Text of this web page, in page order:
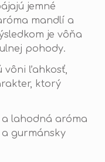
jemné
mandlí a
je vôňa
pohody.
vôni ľahkosť,
ktorý
a lahodná aróma
gurmánsky